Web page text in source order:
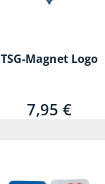
TSG-Magnet Logo
7,95 €